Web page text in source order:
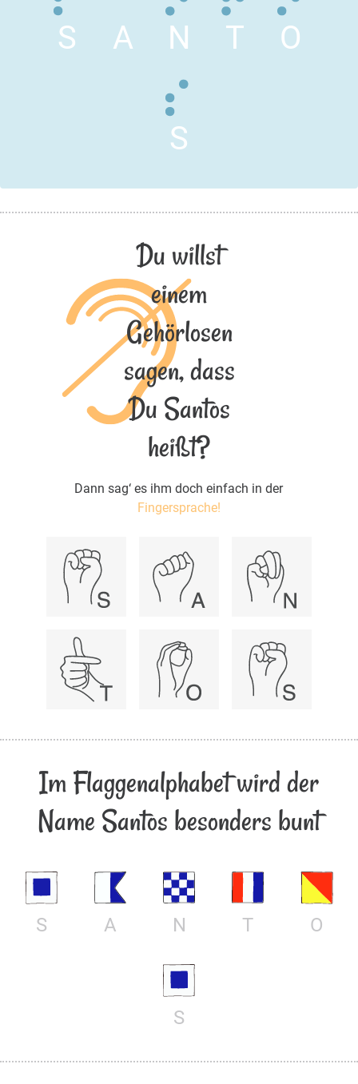
S A N T O
S
Du willst
einem
Gehörlosen
sagen, dass
Du Santos
heißt?
Dann sag‘ es ihm doch einfach in der
Fingersprache!
Im Flaggenalphabet wird der
Name Santos besonders bunt
S A N T O
S